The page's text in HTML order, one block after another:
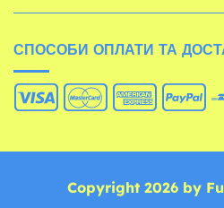
СПОСОБИ ОПЛАТИ ТА
Copyright 2026 by